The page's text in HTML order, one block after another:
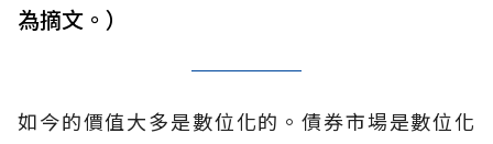
為摘文。）
如今的價值大多是數位化的。債券市場是數位化